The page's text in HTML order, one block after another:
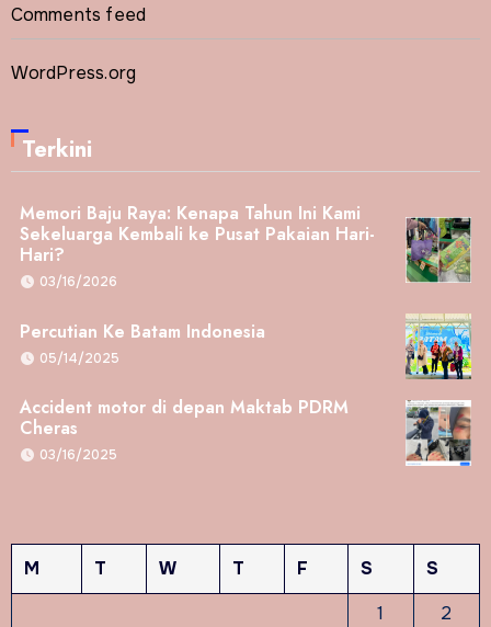
Comments feed
WordPress.org
Terkini
Memori Baju Raya: Kenapa Tahun Ini Kami
Sekeluarga Kembali ke Pusat Pakaian Hari-
Hari?
03/16/2026
Percutian Ke Batam Indonesia
05/14/2025
Accident motor di depan Maktab PDRM
Cheras
03/16/2025
M T W T F S
S
1
2